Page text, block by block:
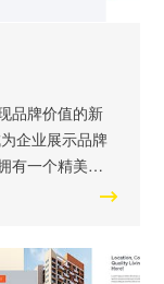
品牌价值的新
有一个精美的
数据分析和改
解决方案。
收集、整理